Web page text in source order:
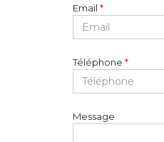
Email *
Téléphone *
Message